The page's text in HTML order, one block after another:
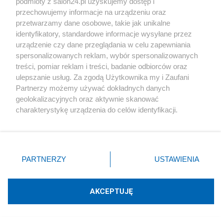
Polityka
Gospodarka
Rozmaitości
Technologie
przechowujemy informacje na urządzeniu oraz
przetwarzamy dane osobowe, takie jak unikalne
identyfikatory, standardowe informacje wysyłane przez
urządzenie czy dane przeglądania w celu zapewniania
spersonalizowanych reklam, wybór spersonalizowanych
treści, pomiar reklam i treści, badanie odbiorców oraz
ulepszanie usług. Za zgodą Użytkownika my i Zaufani
Partnerzy możemy używać dokładnych danych
geolokalizacyjnych oraz aktywnie skanować
charakterystykę urządzenia do celów identyfikacji.
zmienić/wycofać klikając przycisk ustawień prywatności
znajdujący się w lewym dolnym rogu strony
rodzaje przetwarzania danych nie wymagają zgody
użytkownika, ale masz prawo sprzeciwić się takiemu
PARTNERZY USTAWIENIA
AKCEPTUJĘ